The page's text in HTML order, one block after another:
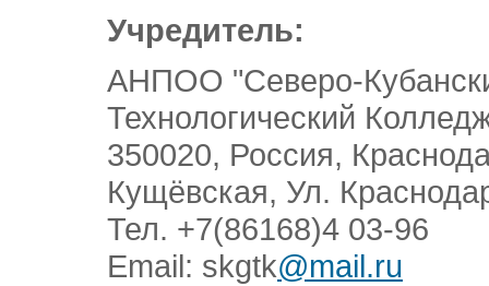
Учредитель:
АНПОО "Северо-
Технологический
350020, Россия,
Кущёвская, Ул.
Тел. +7(86168)4 03-96
Email: skgtk@mail.ru